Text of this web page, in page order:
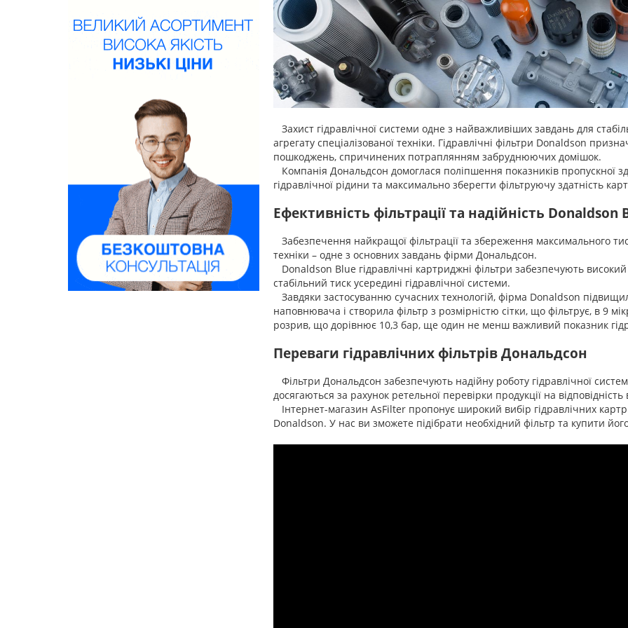
Захист гідравлічної системи одне з найважливіших завдань для
агрегату спеціалізованої техніки. Гідравлічні фільтри Donaldson
пошкоджень, спричинених потраплянням забруднюючих домішок.
Компанія Дональдсон домоглася поліпшення показників пропускної
гідравлічної рідини та максимально зберегти фільтруючу здатність
Ефективність фільтрації та надійність Donaldson
Забезпечення найкращої фільтрації та збереження максимального
техніки – одне з основних завдань фірми Дональдсон.
Donaldson Blue гідравлічні картриджні фільтри забезпечують
стабільний тиск усередині гідравлічної системи.
Завдяки застосуванню сучасних технологій, фірма Donaldson
наповнювача і створила фільтр з розмірністю сітки, що фільтрує, в 9
розрив, що дорівнює 10,3 бар, ще один не менш важливий показник
Переваги гідравлічних фільтрів Дональдсон
Фільтри Дональдсон забезпечують надійну роботу гідравлічної
досягаються за рахунок ретельної перевірки продукції на
Інтернет-магазин AsFilter пропонує широкий вибір гідравлічних
Donaldson. У нас ви зможете підібрати необхідний фільтр та купити